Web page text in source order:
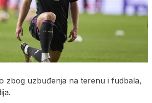
zbog uzbuđenja na terenu i fudbala,